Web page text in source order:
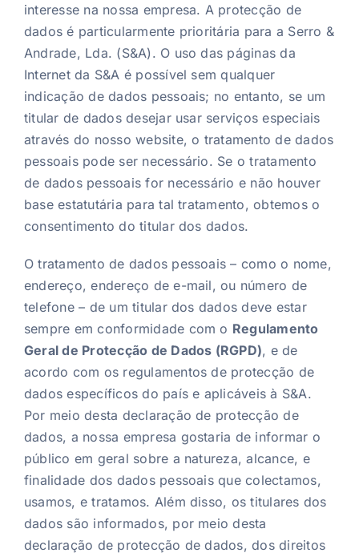
Sobre Nós
Notícias
PT
interesse na nossa empresa. A protecção de
dados é particularmente prioritária para a Serro &
Andrade, Lda. (S&A). O uso das páginas da
Internet da S&A é possível sem qualquer
indicação de dados pessoais; no entanto, se um
titular de dados desejar usar serviços especiais
através do nosso website, o tratamento de dados
pessoais pode ser necessário. Se o tratamento
de dados pessoais for necessário e não houver
base estatutária para tal tratamento, obtemos o
consentimento do titular dos dados.
O tratamento de dados pessoais – como o nome,
endereço, endereço de e-mail, ou número de
telefone – de um titular dos dados deve estar
sempre em conformidade com o Regulamento
Geral de Protecção de Dados (RGPD), e de
acordo com os regulamentos de protecção de
dados específicos do país e aplicáveis à S&A.
Por meio desta declaração de protecção de
dados, a nossa empresa gostaria de informar o
público em geral sobre a natureza, alcance, e
finalidade dos dados pessoais que colectamos,
usamos, e tratamos. Além disso, os titulares dos
dados são informados, por meio desta
declaração de protecção de dados, dos direitos